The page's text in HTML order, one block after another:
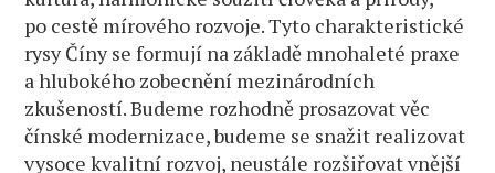
po cestě mírového rozvoje. Tyto charakteristické
rysy Číny se formují na základě mnohaleté praxe
a hlubokého zobecnění mezinárodních
zkušeností. Budeme rozhodně prosazovat věc
čínské modernizace, budeme se snažit realizovat
vysoce kvalitní rozvoj, neustále rozšiřovat vnější